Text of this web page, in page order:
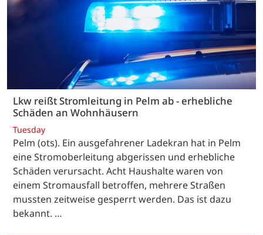
Lkw reißt Stromleitung in Pelm ab - erhebliche
Schäden an Wohnhäusern
Tuesday
Pelm (ots). Ein ausgefahrener Ladekran hat in Pelm
eine Stromoberleitung abgerissen und erhebliche
Schäden verursacht. Acht Haushalte waren von
einem Stromausfall betroffen, mehrere Straßen
mussten zeitweise gesperrt werden. Das ist dazu
bekannt. …